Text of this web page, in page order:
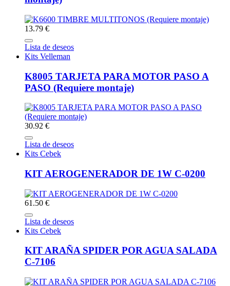
13.79 €
Lista de deseos
Kits Velleman
K8005 TARJETA PARA MOTOR PASO A
PASO (Requiere montaje)
30.92 €
Lista de deseos
Kits Cebek
KIT AEROGENERADOR DE 1W C-0200
61.50 €
Lista de deseos
Kits Cebek
KIT ARAÑA SPIDER POR AGUA SALADA
C-7106